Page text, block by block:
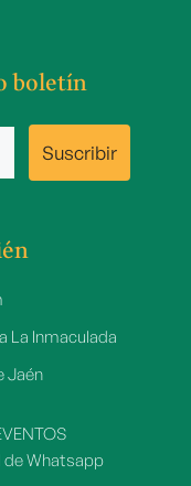
boletín
La Inmaculada
Jaén
de Whatsapp